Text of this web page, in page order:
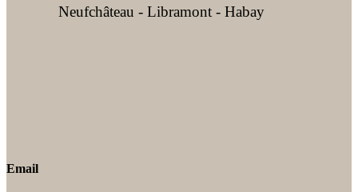
Neufchâteau - Libramont - Habay
Email